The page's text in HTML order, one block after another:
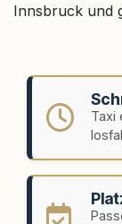
Innsbruck und
Taxi